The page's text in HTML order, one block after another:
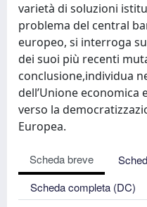
varietà di soluzioni
problema del central
europeo, si interroga
dei suoi più recenti
conclusione,individua
dell’Unione
verso la
Europea.
Scheda breve
Scheda completa (DC)